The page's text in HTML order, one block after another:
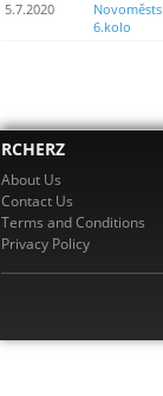
5.7.2020
6.kolo
RCHERZ
About Us
Contact Us
Terms and Conditions
Privacy Policy